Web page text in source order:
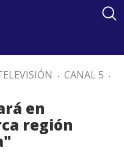
. CANAL 5 .
en
región